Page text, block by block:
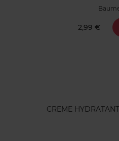
2,99 €
CREME